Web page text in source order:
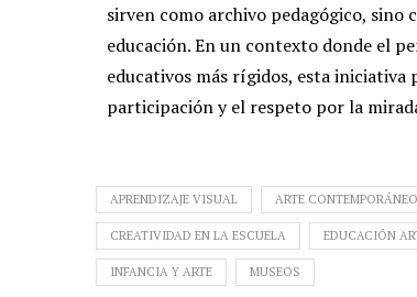
sirven como archivo pedagógico,
educación. En un contexto donde el
educativos más rígidos, esta iniciativa
participación y el respeto por la
APRENDIZAJE VISUAL ARTE CONTEMPORÁNEO
CREATIVIDAD EN LA ESCUELA EDUCACIÓN
INFANCIA Y ARTE MUSEOS